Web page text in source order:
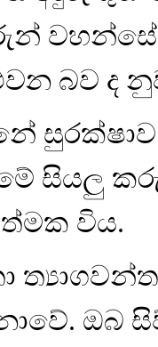
බව ද
සියලු
විය.
ඔබ